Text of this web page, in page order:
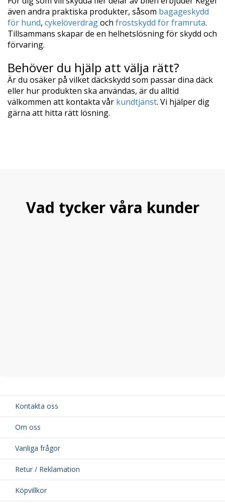
även andra praktiska produkter, såsom bagageskydd
för hund, cykelöverdragoch frostskydd för framruta.
Tillsammans skapar de en helhetslösning för skydd och
förvaring.
Behöver du hjälp att välja rätt?
Är du osäker på vilket däckskydd som passar dina däck
eller hur produkten ska användas, är du alltid
välkommen att kontakta vår kundtjänst. Vi hjälper dig
gärna att hitta rätt lösning.
Vad tycker våra kunder
Kontakta oss
Om oss
Vanliga frågor
Retur / Reklamation
Köpvillkor